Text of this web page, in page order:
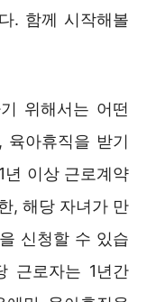
. 함께 시작해볼
위해서는 어떤
육아휴직을 받기
년 이상 근로계약
, 해당 자녀가 만
신청할 수 있습
근로자는 1년간